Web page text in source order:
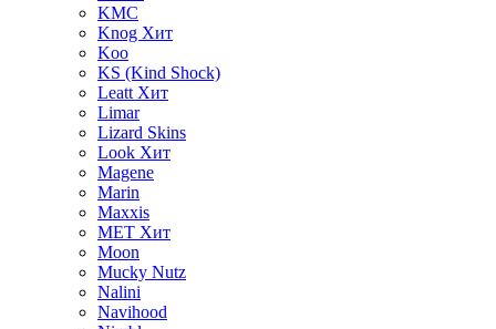
KMC
Knog Хит
Koo
KS (Kind Shock)
Leatt Хит
Limar
Lizard Skins
Look Хит
Magene
Marin
Maxxis
MET Хит
Moon
Mucky Nutz
Nalini
Navihood